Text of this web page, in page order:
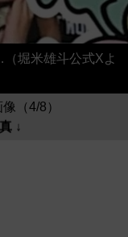
堀米雄斗公式Xよ
（4/8）
↓